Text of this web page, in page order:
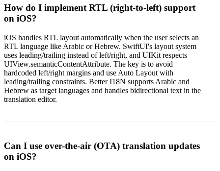
How do I implement RTL (right-to-left) support
on iOS?
iOS handles RTL layout automatically when the user selects an
RTL language like Arabic or Hebrew. SwiftUI's layout system
uses leading/trailing instead of left/right, and UIKit respects
UIView.semanticContentAttribute. The key is to avoid
hardcoded left/right margins and use Auto Layout with
leading/trailing constraints. Better I18N supports Arabic and
Hebrew as target languages and handles bidirectional text in the
translation editor.
Can I use over-the-air (OTA) translation updates
on iOS?